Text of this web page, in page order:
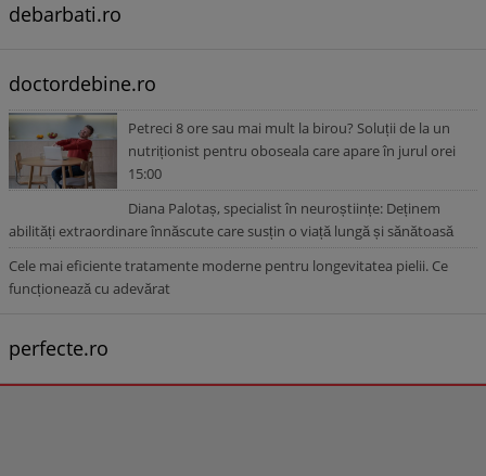
debarbati.ro
doctordebine.ro
Petreci 8 ore sau mai mult la birou? Soluții de la un
nutriționist pentru oboseala care apare în jurul orei
15:00
Diana Palotaș, specialist în neuroștiințe: Deținem
abilități extraordinare înnăscute care susțin o viață lungă și sănătoasă
Cele mai eficiente tratamente moderne pentru longevitatea pielii. Ce
funcționează cu adevărat
perfecte.ro